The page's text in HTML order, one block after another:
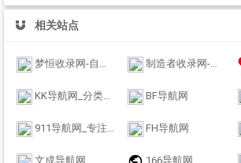
相关站点
梦恒收录网-自动链接-友情链接网 制造者收录网-收录优秀网址-自动秒收录
KK导航网_分类目录_收录精选的导航网站 BF导航网
911导航网_专注网址收录研究 FH导航网
文成导航网 166导航网